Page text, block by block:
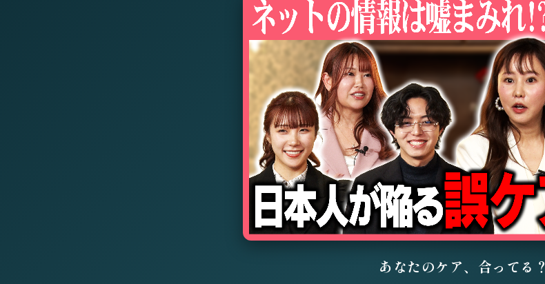
あなたのケア、合ってる？